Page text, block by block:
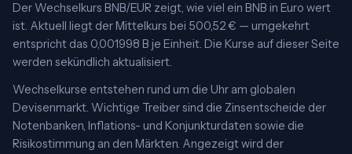
Der Wechselkurs BNB/EUR zeigt, wie viel ein BNB in Euro wert
ist. Aktuell liegt der Mittelkurs bei 500,52 € — umgekehrt
entspricht das 0,001998 B je Einheit. Die Kurse auf dieser Seite
werden sekündlich aktualisiert.
Wechselkurse entstehen rund um die Uhr am globalen
Devisenmarkt. Wichtige Treiber sind die Zinsentscheide der
Notenbanken, Inflations- und Konjunkturdaten sowie die
Risikostimmung an den Märkten. Angezeigt wird der